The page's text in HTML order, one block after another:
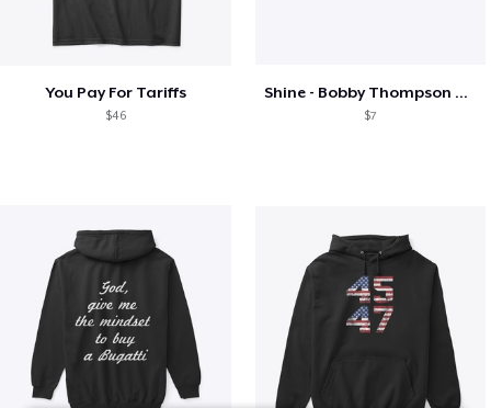
You Pay For Tariffs
$46
Shine - Bobby Thompson Band Merch
$7